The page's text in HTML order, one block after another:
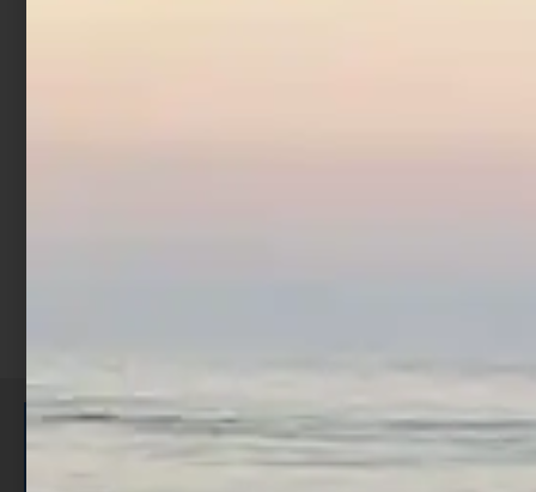
ISCRIVITI E RICEVI 3,50€ DI
SCONTO >